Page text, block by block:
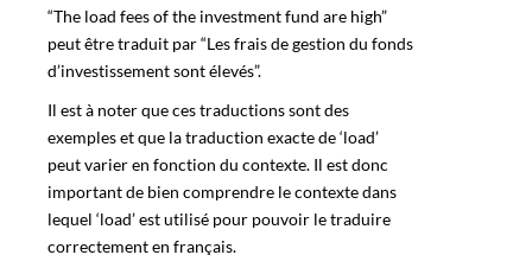
“The load fees of the investment fund are high”
peut être traduit par “Les frais de gestion du fonds
d’investissement sont élevés”.
Il est à noter que ces traductions sont des
exemples et que la traduction exacte de ‘load’
peut varier en fonction du contexte. Il est donc
important de bien comprendre le contexte dans
lequel ‘load’ est utilisé pour pouvoir le traduire
correctement en français.